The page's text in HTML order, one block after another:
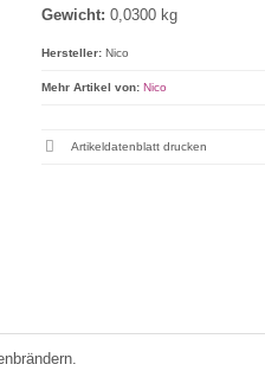
Gewicht: 0,0300 kg
Hersteller: Nico
Mehr Artikel von: Nico
Artikeldatenblatt drucken